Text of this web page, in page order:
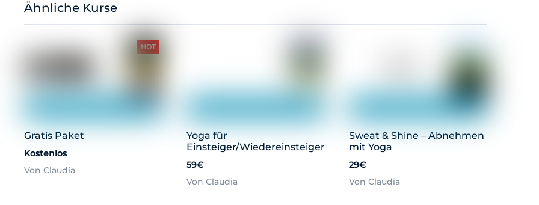
Ähnliche Kurse
HOT
Gratis Paket
Kostenlos
Von Claudia
Yoga für
Einsteiger/Wiedereinsteiger
59€
Von Claudia
Sweat & Shine – Abnehmen
mit Yoga
29€
Von Claudia